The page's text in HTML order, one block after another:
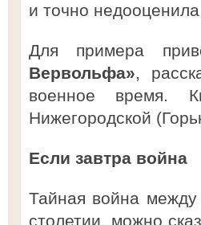
и точно
Для примера
Вервольфа»,
военное время.
Нижегородской
Если завтра война
Тайная война
столетии, можно